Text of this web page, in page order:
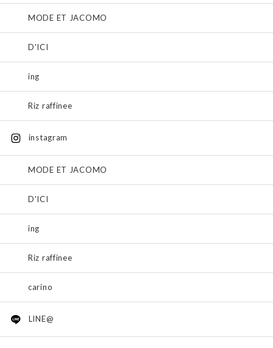
MODE ET JACOMO
D'ICI
ing
Riz raffinee
instagram
MODE ET JACOMO
D'ICI
ing
Riz raffinee
carino
LINE@